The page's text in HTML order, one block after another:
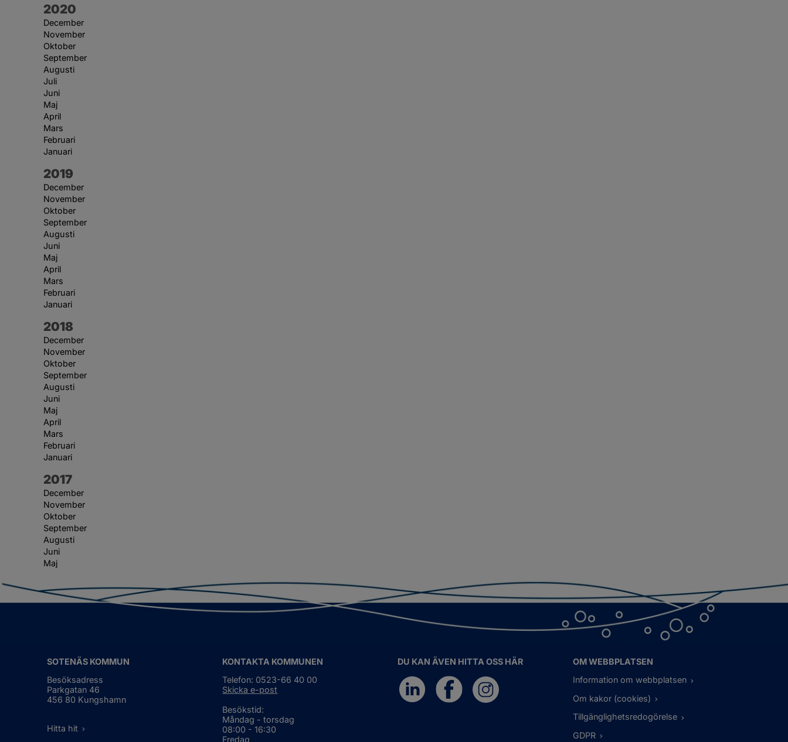
År:
2020
December
November
Oktober
September
Augusti
Juli
Juni
Maj
April
Mars
Februari
Januari
År:
2019
December
November
Oktober
September
Augusti
Juni
Maj
April
Mars
Februari
Januari
År:
2018
December
November
Oktober
September
Augusti
Juni
Maj
April
Mars
Februari
Januari
År:
2017
December
November
Oktober
September
Augusti
Juni
Maj
SOTENÄS KOMMUN
Besöksadress
Parkgatan 46
456 80 Kungshamn
Hitta hit
KONTAKTA KOMMUNEN
Telefon: 0523-66 40 00
Skicka e-post
Besökstid:
Måndag - torsdag
08:00 - 16:30
Fredag
DU KAN ÄVEN HITTA OSS HÄR
OM WEBBPLATSEN
Information om webbplatsen
Om kakor (cookies)
Tillgänglighetsredogörelse
GDPR